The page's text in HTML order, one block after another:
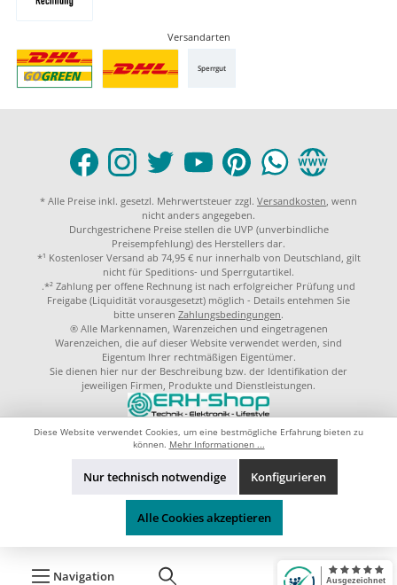
Navigation
Versandarten
Sperrgut
* Alle Preise inkl. gesetzl. Mehrwertsteuer zzgl. Versandkosten, wenn
nicht anders angegeben.
Durchgestrichene Preise stellen die UVP (unverbindliche
Preisempfehlung) des Herstellers dar.
*¹ Kostenloser Versand ab 74,95 € nur innerhalb von Deutschland, gilt
nicht für Speditions- und Sperrgutartikel.
.*² Zahlung per offene Rechnung ist nach erfolgreicher Prüfung und
Freigabe (Liquidität vorausgesetzt) möglich - Details entehmen Sie
bitte unseren Zahlungsbedingungen.
® Alle Markennamen, Warenzeichen und eingetragenen
Warenzeichen, die auf dieser Website verwendet werden, sind
Eigentum Ihrer rechtmäßigen Eigentümer.
Sie dienen hier nur der Beschreibung bzw. der Identifikation der
jeweiligen Firmen, Produkte und Dienstleistungen.
Diese Website verwendet Cookies, um eine bestmögliche Erfahrung bieten zu
können. Mehr Informationen ...
Nur technisch notwendige Konfigurieren
Alle Cookies akzeptieren